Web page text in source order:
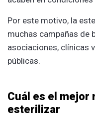
Por este motivo, la
muchas campañas de
asociaciones, clínicas
públicas.
Cuál es el mejor
esterilizar